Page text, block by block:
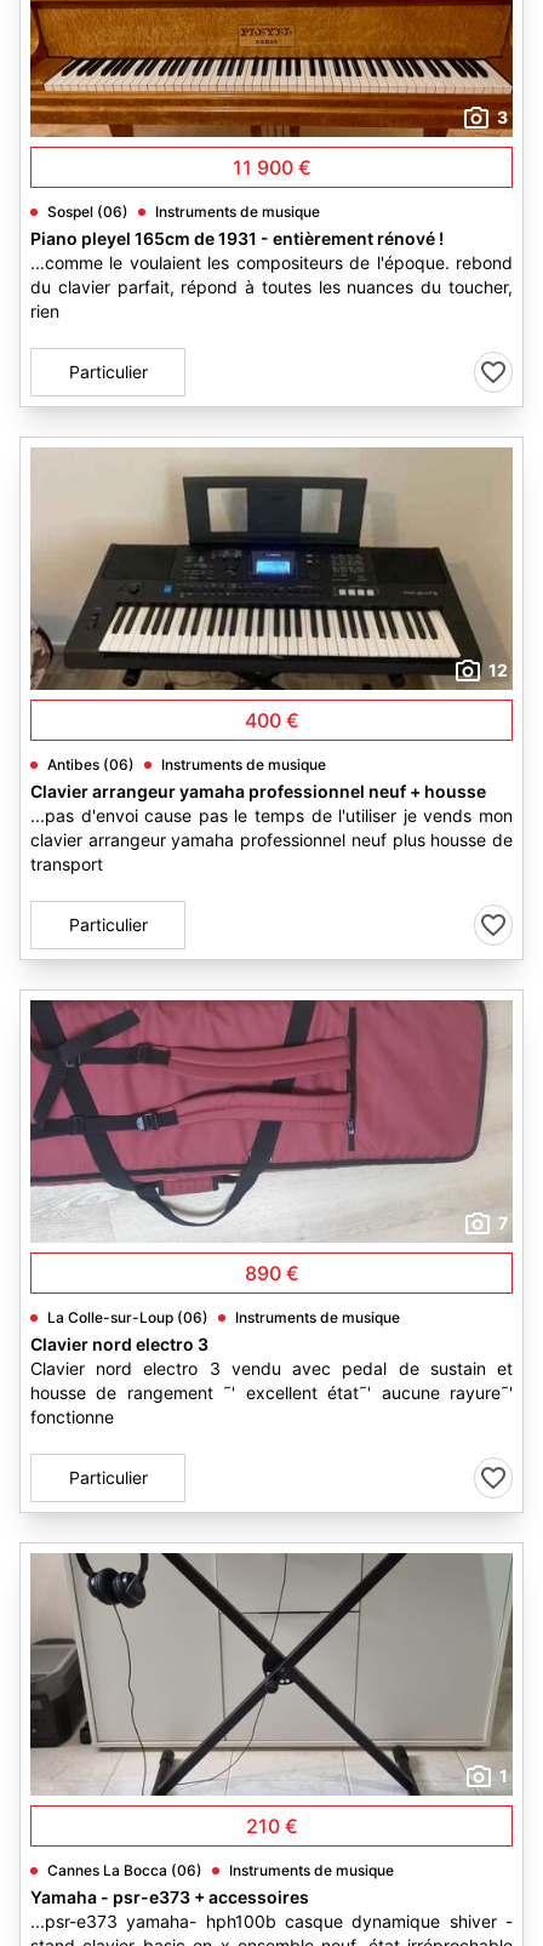
3
11 900 €
Sospel (06) Instruments de musique
Piano pleyel 165cm de 1931 - entièrement rénové !
...comme le voulaient les compositeurs de l'époque. rebond
du clavier parfait, répond à toutes les nuances du toucher,
rien
Particulier
12
400 €
Antibes (06) Instruments de musique
Clavier arrangeur yamaha professionnel neuf + housse
...pas d'envoi cause pas le temps de l'utiliser je vends mon
clavier arrangeur yamaha professionnel neuf plus housse de
transport
Particulier
7
890 €
La Colle-sur-Loup (06) Instruments de musique
Clavier nord electro 3
Clavier nord electro 3 vendu avec pedal de sustain et
housse de rangement ˜' excellent état˜' aucune rayure˜'
fonctionne
Particulier
1
210 €
Cannes La Bocca (06) Instruments de musique
Yamaha - psr-e373 + accessoires
...psr-e373 yamaha- hph100b casque dynamique shiver -